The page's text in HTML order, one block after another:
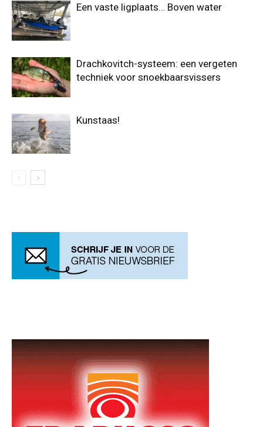
Een vaste ligplaats… Boven water
Drachkovitch-systeem: een vergeten
techniek voor snoekbaarsvissers
Kunstaas!